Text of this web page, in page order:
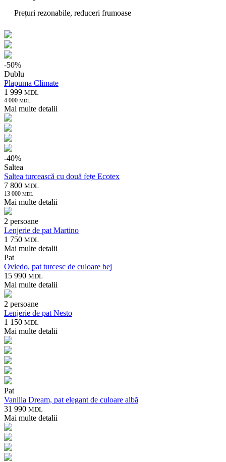
Prețuri rezonabile, reduceri frumoase
-50%
Dublu
Plapuma Climate
1 999 MDL
4 000 MDL
Mai multe detalii
-40%
Saltea
Saltea turcească cu două fețe Ecotex
7 800 MDL
13 000 MDL
Mai multe detalii
2 persoane
Lenjerie de pat Martino
1 750 MDL
Mai multe detalii
Pat
Oviedo, pat turcesc de culoare bej
15 990 MDL
Mai multe detalii
2 persoane
Lenjerie de pat Nesto
1 150 MDL
Mai multe detalii
Pat
Vanilla Dream, pat elegant de culoare albă
31 990 MDL
Mai multe detalii